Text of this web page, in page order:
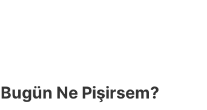
Bugün Ne Pişirsem?